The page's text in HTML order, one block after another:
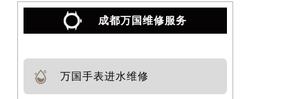
成都万国维修服务
万国手表进水维修